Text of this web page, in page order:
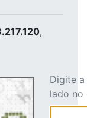
,
Digite
lado no